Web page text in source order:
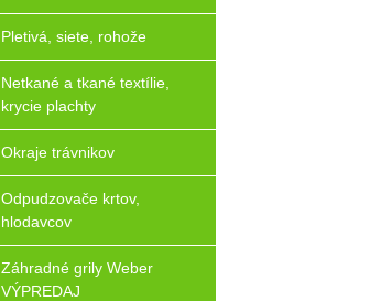
Pletivá, siete, rohože
Netkané a tkané textílie,
krycie plachty
Okraje trávnikov
Odpudzovače krtov,
hlodavcov
Záhradné grily Weber
VÝPREDAJ